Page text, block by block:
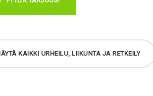
KAIKKI URHEILU, LIIKUNTA JA RETKEILY